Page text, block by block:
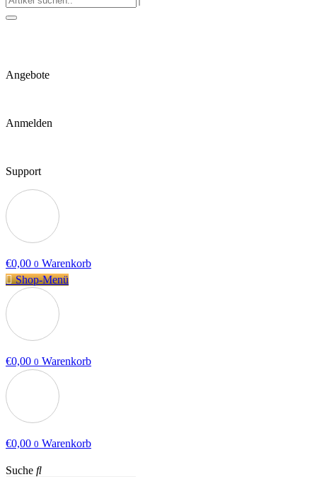
Angebote
Anmelden
Support
€0,00 0 Warenkorb
Shop-Menü
€0,00 0 Warenkorb
€0,00 0 Warenkorb
Suche